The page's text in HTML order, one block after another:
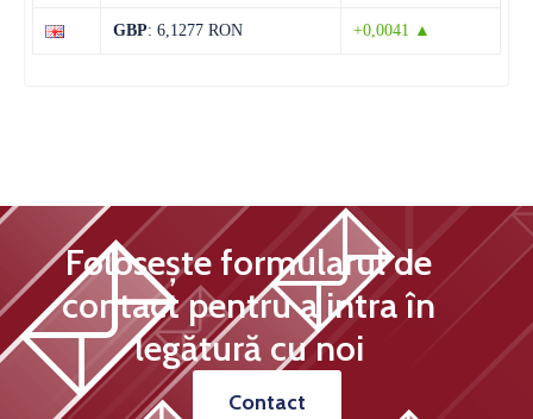
GBP: 6,1277 RON +0,0041 ▲
Folosește formularul de
contact pentru a intra în
legătură cu noi
Contact